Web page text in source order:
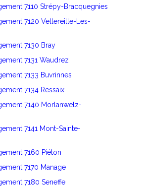
7110 Strépy-Bracquegnies
7120 Vellereille-Les-
7130 Bray
7131 Waudrez
7133 Buvrinnes
7134 Ressaix
7140 Morlanwelz-
7141 Mont-Sainte-
7160 Piéton
7170 Manage
7180 Seneffe